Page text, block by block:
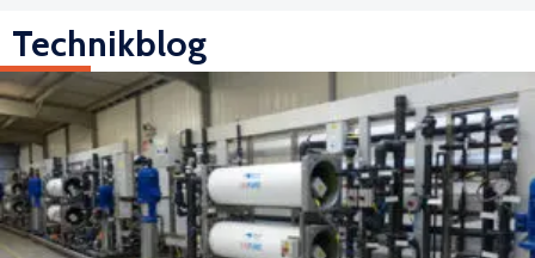
Technikblog